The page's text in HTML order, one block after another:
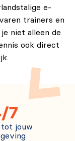
maken
voor
e-
trainers en
niet alleen de
ook direct
7
tot jouw